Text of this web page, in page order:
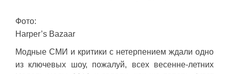
Фото:
Harper’s Bazaar
Модные СМИ и критики с нетерпением ждали одно
из ключевых шоу, пожалуй, всех весенне-летних